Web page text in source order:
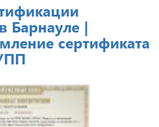
Барнауле |
сертификата